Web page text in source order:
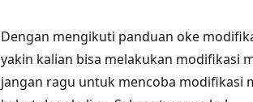
Dengan mengikuti panduan oke
yakin kalian bisa melakukan modifikasi
jangan ragu untuk mencoba modifikasi